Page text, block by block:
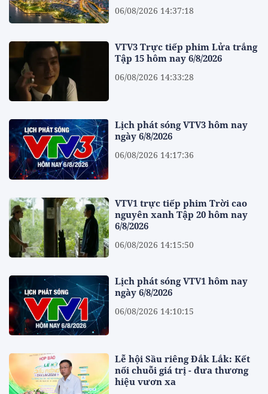
06/08/2026 14:37:18
VTV3 Trực tiếp phim Lửa trắng
Tập 15 hôm nay 6/8/2026
06/08/2026 14:33:28
Lịch phát sóng VTV3 hôm nay
ngày 6/8/2026
06/08/2026 14:17:36
VTV1 trực tiếp phim Trời cao
nguyên xanh Tập 20 hôm nay
6/8/2026
06/08/2026 14:15:50
Lịch phát sóng VTV1 hôm nay
ngày 6/8/2026
06/08/2026 14:10:15
Lễ hội Sầu riêng Đắk Lắk: Kết
nối chuỗi giá trị - đưa thương
hiệu vươn xa